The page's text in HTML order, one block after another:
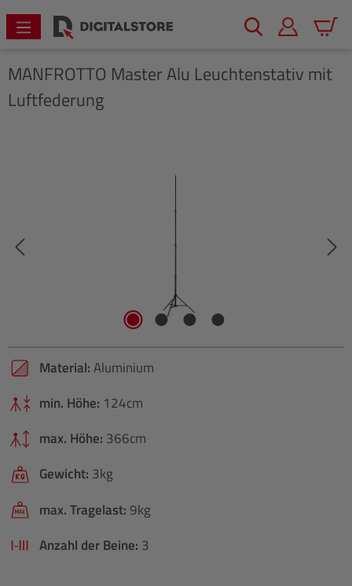
springen
MANFROTTO Master Alu Leuchtenstativ mit
Luftfederung
Material:Aluminium
min. Höhe: 124cm
max. Höhe: 366cm
Gewicht: 3kg
max. Tragelast: 9kg
Anzahl der Beine: 3